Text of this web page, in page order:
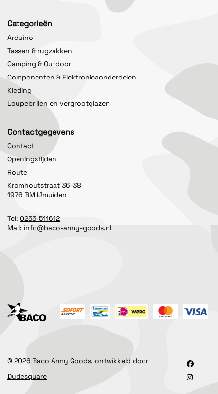
Categorieën
Arduino
Tassen & rugzakken
Camping & Outdoor
Componenten & Elektronicaonderdelen
Kleding
Loupebrillen en vergrootglazen
Contactgegevens
Contact
Openingstijden
Route
Kromhoutstraat 36-38
1976 BM IJmuiden
Tel: 0255-511612
Mail: info@baco-army-goods.nl
© 2026 Baco Army Goods, ontwikkeld door
Dudesquare